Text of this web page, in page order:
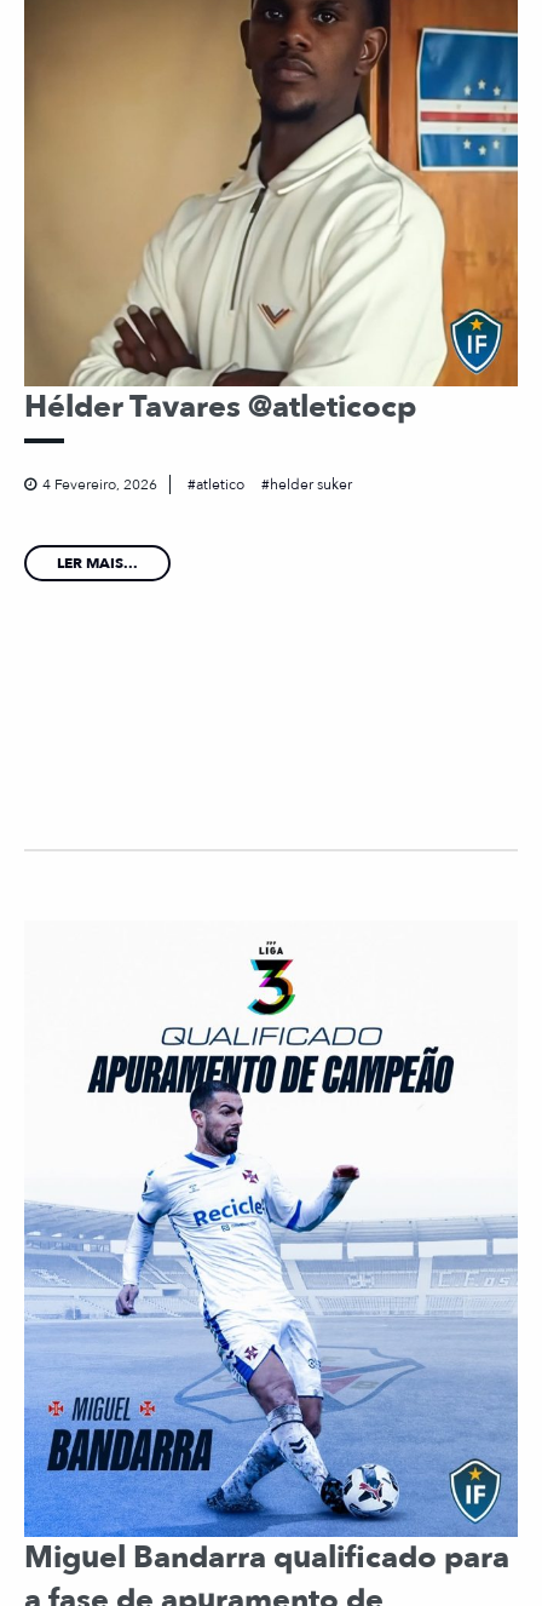
Hélder Tavares @atleticocp
4 Fevereiro, 2026 atletico helder suker
LER MAIS...
Miguel Bandarra qualificado para